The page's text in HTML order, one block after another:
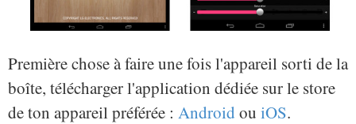
Première chose à faire une fois l'appareil sorti de la
boîte, télécharger l'application dédiée sur le store
de ton appareil préférée : Android ou iOS.